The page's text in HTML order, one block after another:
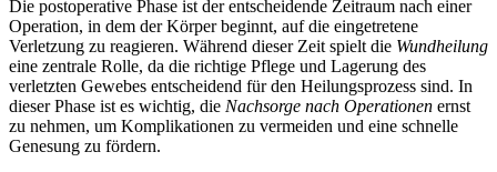
Die postoperative Phase ist der entscheidende Zeitraum nach einer
Operation, in dem der Körper beginnt, auf die eingetretene
Verletzung zu reagieren. Während dieser Zeit spielt die Wundheilung
eine zentrale Rolle, da die richtige Pflege und Lagerung des
verletzten Gewebes entscheidend für den Heilungsprozess sind. In
dieser Phase ist es wichtig, die Nachsorge nach Operationen ernst
zu nehmen, um Komplikationen zu vermeiden und eine schnelle
Genesung zu fördern.